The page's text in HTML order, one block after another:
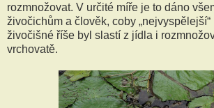
rozmnožovat. V určité míře je to dáno
živočichům a člověk, coby
živočišné říše byl slastí z jídla i
vrchovatě.